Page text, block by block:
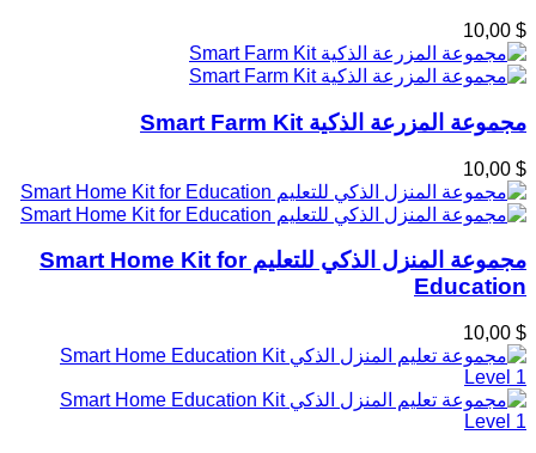
$ 10,00
مجموعة المزرعة الذكية Smart Farm Kit
$ 10,00
مجموعة المنزل الذكي للتعليم Smart Home Kit for
Education
$ 10,00